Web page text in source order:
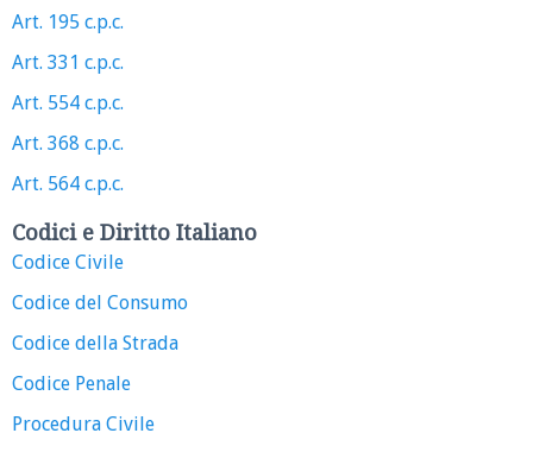
Art. 195 c.p.c.
Art. 331 c.p.c.
Art. 554 c.p.c.
Art. 368 c.p.c.
Art. 564 c.p.c.
Codici e Diritto Italiano
Codice Civile
Codice del Consumo
Codice della Strada
Codice Penale
Procedura Civile